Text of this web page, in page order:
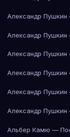
Александр Пушкин
Александр Пушкин
Александр Пушкин
Александр Пушкин
Александр Пушкин
Александр Пушкин
Альбер Камю —